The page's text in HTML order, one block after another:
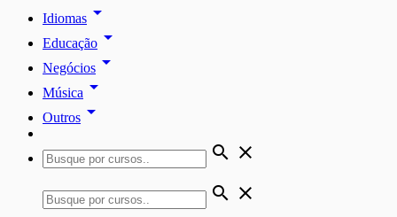
Idiomas arrow_drop_down
Educação arrow_drop_down
Negócios arrow_drop_down
Música arrow_drop_down
Outros arrow_drop_down
search close
search close